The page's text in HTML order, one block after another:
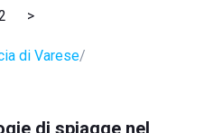
>
di Varese
di spiagge nel